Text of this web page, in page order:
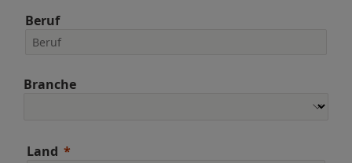
Beruf
Branche
Land